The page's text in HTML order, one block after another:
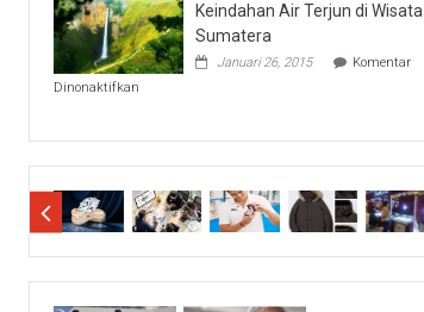
Terhadap
Final
SCM
Cup
Keindahan Air Terjun di Wisata
Sumatera
Januari 26, 2015
Komentar
Dinonaktifkan
Terjun
Sumatera